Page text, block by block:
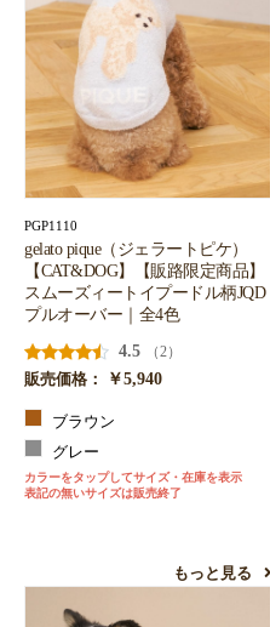
PGP1110
gelato pique（ジェラートピケ）
【CAT&DOG】【販路限定商品】
スムーズィートイプードル柄JQD
プルオーバー｜全4色
4.5
（2）
販売価格：
￥5,940
ブラウン
グレー
カラーをタップしてサイズ・在庫を表示
表記の無いサイズは販売終了
もっと見る